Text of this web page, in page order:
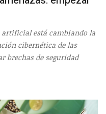
artificial está cambiando la
cibernética de las
brechas de seguridad